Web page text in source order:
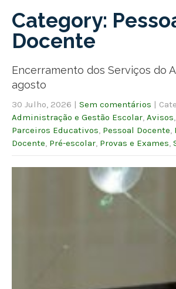
Category:
Docente
Encerramento dos Serviços do
agosto
30 Julho, 2026 | Sem comentários |
Administração e Gestão Escolar Avisos
Parceiros Educativos Pessoal Docente
Docente Pré-escolar Provas e Exames